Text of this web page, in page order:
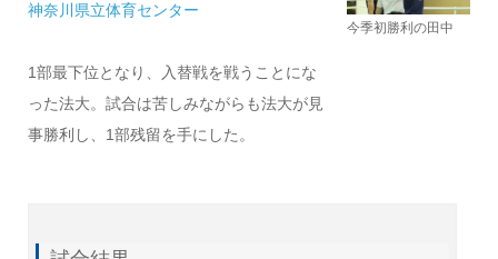
神奈川県立体育センター
1部最下位となり、入替戦を戦うことにな
った法大。試合は苦しみながらも法大が見
事勝利し、1部残留を手にした。
今季初勝利の田中